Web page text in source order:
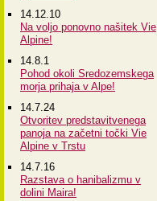
14.12.10
Na voljo ponovno našitek Vie
Alpine!
14.8.1
Pohod okoli Sredozemskega
morja prihaja v Alpe!
14.7.24
Otvoritev predstavitvenega
panoja na začetni točki Vie
Alpine v Trstu
14.7.16
Razstava o hanibalizmu v
dolini Maira!